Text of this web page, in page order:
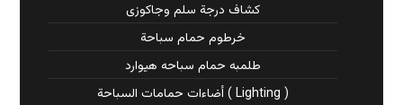
كشاف درجة سلم وجاكوزى
خرطوم حمام سباحة
طلمبه حمام سباحه هيوارد
( Lighting ) أضاءات حمامات السباحة